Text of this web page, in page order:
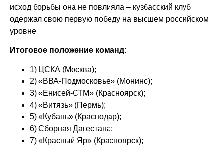
исход борьбы она не повлияла – кузбасский клуб
одержал свою первую победу на высшем российском
уровне!
Итоговое положение команд:
1) ЦСКА (Москва);
2) «ВВА-Подмосковье» (Монино);
3) «Енисей-СТМ» (Красноярск);
4) «Витязь» (Пермь);
5) «Кубань» (Краснодар);
6) Сборная Дагестана;
7) «Красный Яр» (Красноярск);